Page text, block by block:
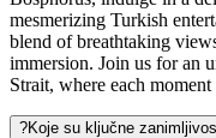
mesmerizing Turkish
blend of breathtaking
immersion. Join us for an
Strait, where each
?Koje su ključne